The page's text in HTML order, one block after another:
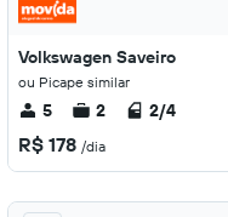
Volkswagen Saveiro
ou Picape similar
5 2 2/4
R$ 178 /dia